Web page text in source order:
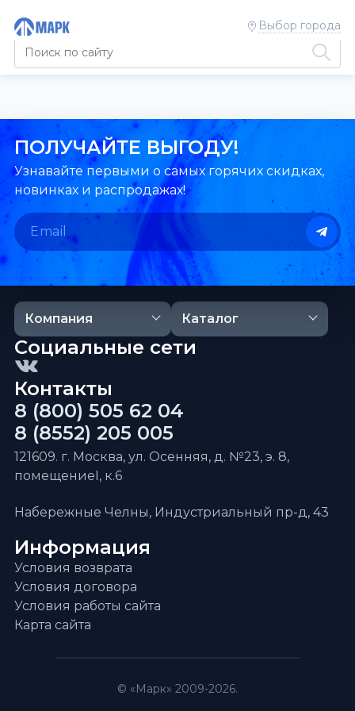
Выбор города
ПОЛУЧАЙТЕ ВЫГОДУ!
Узнавайте первыми о самых горячих скидках,
новинках и распродажах!
Компания Каталог
Информация
Условия возврата
Условия договора
Условия работы сайта
Карта сайта
Контакты
8 (800) 505 62 04
8 (8552) 205 005
121609. г. Москва, ул. Осенняя, д. №23, э. 8,
помещениеI, к.6
Набережные Челны, Индустриальный пр-д, 43
Социальные сети
© «Марк» 2009-2026.